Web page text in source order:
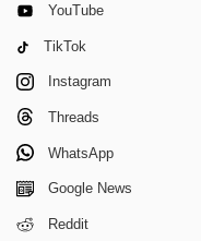
YouTube
TikTok
Instagram
Threads
WhatsApp
Google News
Reddit